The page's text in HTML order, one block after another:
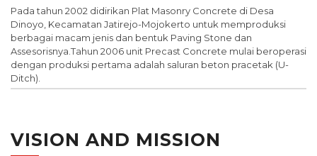
Pada tahun 2002 didirikan Plat Masonry Concrete di Desa
Dinoyo, Kecamatan Jatirejo-Mojokerto untuk memproduksi
berbagai macam jenis dan bentuk Paving Stone dan
Assesorisnya.Tahun 2006 unit Precast Concrete mulai beroperasi
dengan produksi pertama adalah saluran beton pracetak (U-
Ditch).
VISION AND MISSION